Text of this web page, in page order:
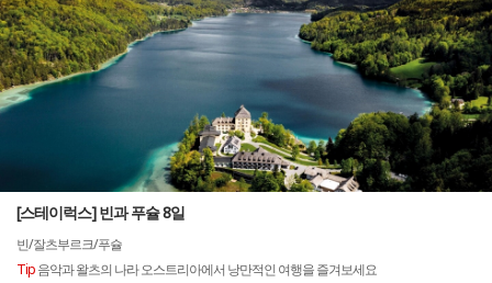
[스테이럭스] 빈과 푸슐 8일
빈/잘츠부르크/푸슐
Tip음악과 왈츠의 나라 오스트리아에서 낭만적인 여행을 즐겨보세요